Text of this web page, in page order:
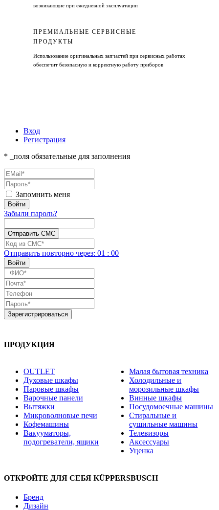
возникающие при ежедневной эксплуатации
ПРЕМИАЛЬНЫЕ СЕРВИСНЫЕ
ПРОДУКТЫ
Использование оригинальных запчастей при сервисных работах
обеспечит безопасную и корректную работу приборов
Вход
Регистрация
* _поля обязательные для заполнения
Запомнить меня
Забыли пароль?
Отправить повторно через: 01 : 00
ПРОДУКЦИЯ
OUTLET
Духовые шкафы
Паровые шкафы
Варочные панели
Вытяжки
Микроволновые печи
Кофемашины
Вакууматоры,
подогреватели, ящики
Малая бытовая техника
Холодильные и
морозильные шкафы
Винные шкафы
Посудомоечные машины
Стиральные и
сушильные машины
Телевизоры
Аксессуары
Уценка
ОТКРОЙТЕ ДЛЯ СЕБЯ KÜPPERSBUSCH
Бренд
Дизайн